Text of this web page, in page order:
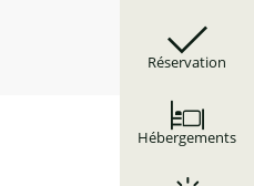
Réservation
Hébergements